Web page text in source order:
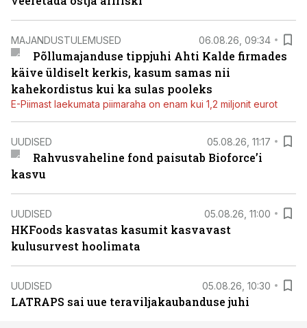
MAJANDUSTULEMUSED 06.08.26, 09:34
Põllumajanduse tippjuhi Ahti Kalde firmades
käive üldiselt kerkis, kasum samas nii
kahekordistus kui ka sulas pooleks
E-Piimast laekumata piimaraha on enam kui 1,2 miljonit eurot
UUDISED 05.08.26, 11:17
Rahvusvaheline fond paisutab Bioforce’i
kasvu
UUDISED 05.08.26, 11:00
HKFoods kasvatas kasumit kasvavast
kulusurvest hoolimata
UUDISED 05.08.26, 10:30
LATRAPS sai uue teraviljakaubanduse juhi